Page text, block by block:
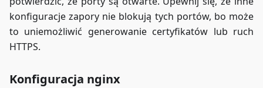
    volumes:
      - ./nginx/certbot/www:/var/www/certbot
      - ./nginx/certbot/conf:/etc/letsencrypt
  odoo-db-data:
konfiguracje zapory nie blokują tych portów, bo może
to uniemożliwić generowanie certyfikatów lub ruch
HTTPS.
Konfiguracja nginx